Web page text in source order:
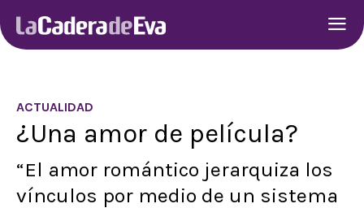
ACTUALIDAD
¿Una amor de película?
“El amor romántico jerarquiza los
vínculos por medio de un sistema